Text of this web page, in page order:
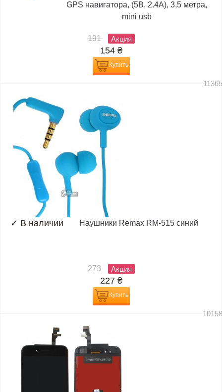
GPS навигатора, (5В, 2.4А), 3,5 метра,
mini usb
191 Акция
154 ₴
Купить
✓ В наличии Наушники Remax RM-515 синий
273 Акция
227 ₴
Купить